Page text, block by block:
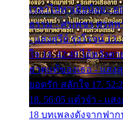
เวลาไปหาเมียน้อย - ย
ธรรม - ศรเพชร ศรสุ
- แสงสุรีย์ รุ่งโรจน์
ใจ 14. 42:49 ไอ้หวังต
ธาตุแท้ของเธอ - แสง
ยอดรัก สลักใจ 17.
18. 56:05 แต๋วจ๋า - แส
18 บทเพลงดังจากฟา